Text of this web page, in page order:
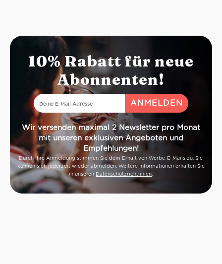
10% Rabatt für neue
Abonnenten!
Wir versenden maximal 2 Newsletter pro Monat
mit unseren exklusiven Angeboten und
Empfehlungen!
Durch Ihre Anmeldung stimmen Sie dem Erhalt von Werbe-E-Mails zu. Sie
können sich jederzeit wieder abmelden. Weitere Informationen erhalten Sie
in unseren Datenschutzrichtlinien